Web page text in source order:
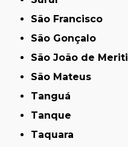
São Francisco
São Gonçalo
São João de Meriti
São Mateus
Tanguá
Tanque
Taquara